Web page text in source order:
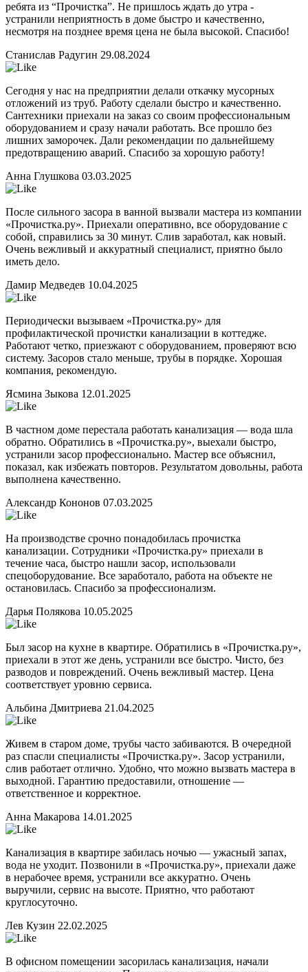
ребята из “Прочистка”. Не пришлось ждать до утра -
устранили неприятность в доме быстро и качественно,
несмотря на позднее время цена не была высокой. Спасибо!
Станислав Радугин 29.08.2024
Сегодня у нас на предприятии делали откачку мусорных
отложений из труб. Работу сделали быстро и качественно.
Сантехники приехали на заказ со своим профессиональным
оборудованием и сразу начали работать. Все прошло без
лишних заморочек. Дали рекомендации по дальнейшему
предотвращению аварий. Спасибо за хорошую работу!
Анна Глушкова 03.03.2025
После сильного засора в ванной вызвали мастера из компании
«Прочистка.ру». Приехали оперативно, все оборудование с
собой, справились за 30 минут. Слив заработал, как новый.
Очень вежливый и аккуратный специалист, приятно было
иметь дело.
Дамир Медведев 10.04.2025
Периодически вызываем «Прочистка.ру» для
профилактической прочистки канализации в коттедже.
Работают четко, приезжают с оборудованием, проверяют всю
систему. Засоров стало меньше, трубы в порядке. Хорошая
компания, рекомендую.
Ясмина Зыкова 12.01.2025
В частном доме перестала работать канализация — вода шла
обратно. Обратились в «Прочистка.ру», выехали быстро,
устранили засор профессионально. Мастер все объяснил,
показал, как избежать повторов. Результатом довольны, работа
выполнена качественно.
Александр Кононов 07.03.2025
На производстве срочно понадобилась прочистка
канализации. Сотрудники «Прочистка.ру» приехали в
течение часа, быстро нашли засор, использовали
спецоборудование. Все заработало, работа на объекте не
остановилась. Спасибо за профессионализм.
Дарья Полякова 10.05.2025
Был засор на кухне в квартире. Обратились в «Прочистка.ру»,
приехали в этот же день, устранили все быстро. Чисто, без
разводов и повреждений. Очень вежливый мастер. Цена
соответствует уровню сервиса.
Альбина Дмитриева 21.04.2025
Живем в старом доме, трубы часто забиваются. В очередной
раз спасли специалисты «Прочистка.ру». Засор устранили,
слив работает отлично. Удобно, что можно вызвать мастера в
выходной. Гарантию предоставили, отношение —
ответственное и корректное.
Анна Макарова 14.01.2025
Канализация в квартире забилась ночью — ужасный запах,
вода не уходит. Позвонили в «Прочистка.ру», приехали даже
в нерабочее время, устранили все аккуратно. Очень
выручили, сервис на высоте. Приятно, что работают
круглосуточно.
Лев Кузин 22.02.2025
В офисном помещении засорилась канализация, начали